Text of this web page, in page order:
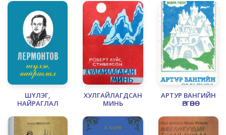
ШҮЛЭГ,
НАЙРАГЛАЛ
ХУЛГАЙЛАГДСАН
МИНЬ
АРТУР ВАНГИЙН
ӨРГӨӨНӨӨ